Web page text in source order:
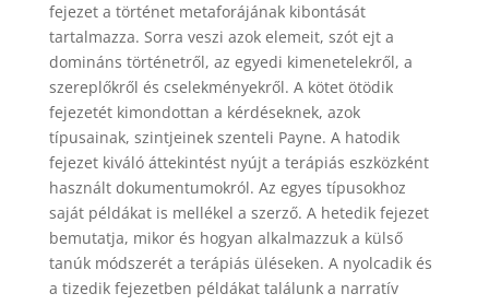
fejezet a történet metaforájának kibontását
tartalmazza. Sorra veszi azok elemeit, szót ejt a
domináns történetről, az egyedi kimenetelekről, a
szereplőkről és cselekményekről. A kötet ötödik
fejezetét kimondottan a kérdéseknek, azok
típusainak, szintjeinek szenteli Payne. A hatodik
fejezet kiváló áttekintést nyújt a terápiás eszközként
használt dokumentumokról. Az egyes típusokhoz
saját példákat is mellékel a szerző. A hetedik fejezet
bemutatja, mikor és hogyan alkalmazzuk a külső
tanúk módszerét a terápiás üléseken. A nyolcadik és
a tizedik fejezetben példákat találunk a narratív